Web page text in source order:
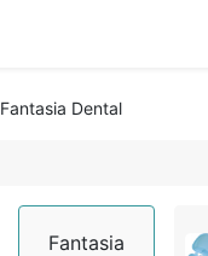
Fantasia Dental
Fantasia